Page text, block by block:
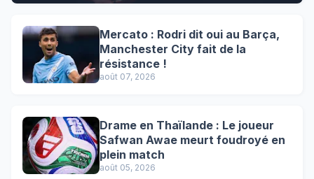
Mercato : Rodri dit oui au Barça,
Manchester City fait de la
résistance !
août 07, 2026
Drame en Thaïlande : Le joueur
Safwan Awae meurt foudroyé en
plein match
août 05, 2026